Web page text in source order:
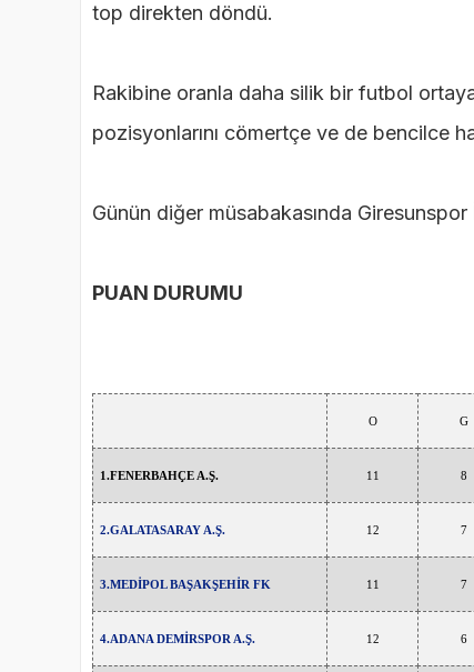
top direkten döndü.
Rakibine oranla daha silik bir futbol
pozisyonlarını cömertçe ve de bencilce
Günün diğer müsabakasında
PUAN DURUMU
O G
1.FENERBAHÇE A.Ş. 11 8
2.GALATASARAY A.Ş. 12 7
3.MEDİPOL BAŞAKŞEHİR FK 11 7
4.ADANA DEMİRSPOR A.Ş. 12 6